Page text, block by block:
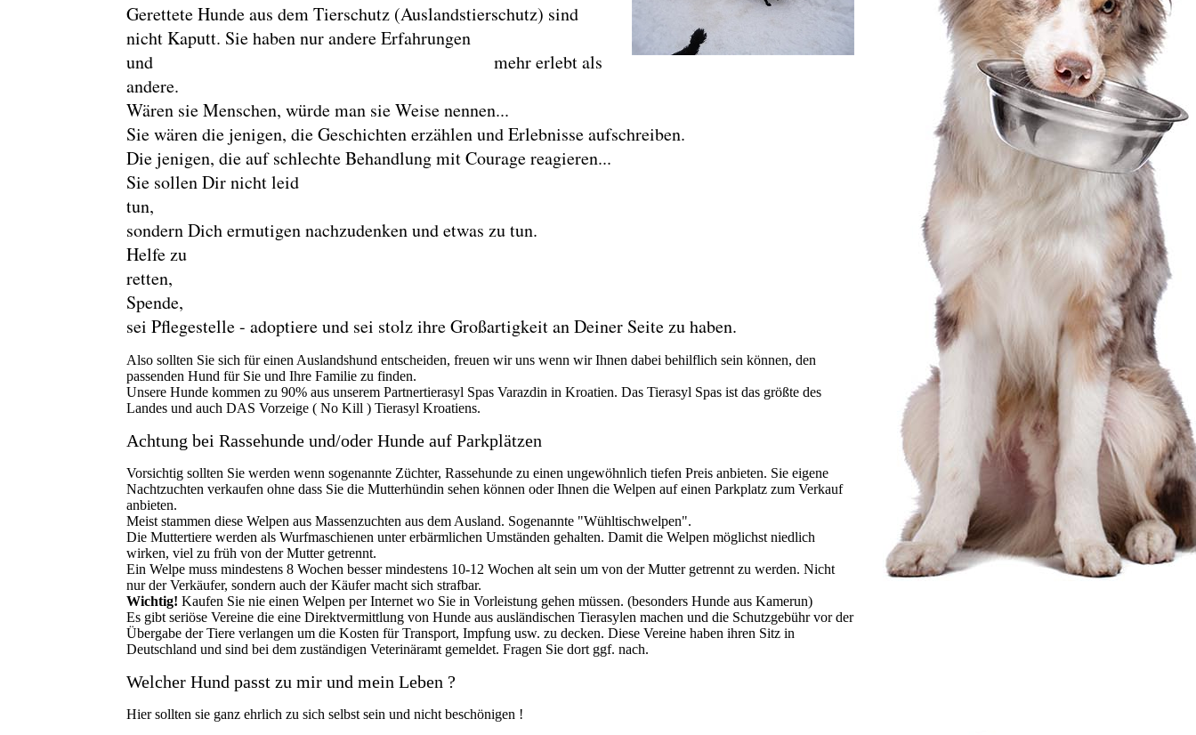
Gerettete Hunde aus dem Tierschutz (Auslandstierschutz) sind
nicht Kaputt. Sie haben nur andere Erfahrungen
und mehr erlebt als
andere.
Wären sie Menschen, würde man sie Weise nennen...
Sie wären die jenigen, die Geschichten erzählen und Erlebnisse aufschreiben.
Die jenigen, die auf schlechte Behandlung mit Courage reagieren...
Sie sollen Dir nicht leid
tun,
sondern Dich ermutigen nachzudenken und etwas zu tun.
Helfe zu
retten,
Spende,
sei Pflegestelle - adoptiere und sei stolz ihre Großartigkeit an Deiner Seite zu haben.
Also sollten Sie sich für einen Auslandshund entscheiden, freuen wir uns wenn wir Ihnen dabei behilflich sein können, den
passenden Hund für Sie und Ihre Familie zu finden.
Unsere Hunde kommen zu 90% aus unserem Partnertierasyl Spas Varazdin in Kroatien. Das Tierasyl Spas ist das größte des
Landes und auch DAS Vorzeige ( No Kill ) Tierasyl Kroatiens.
Achtung bei Rassehunde und/oder Hunde auf Parkplätzen
Vorsichtig sollten Sie werden wenn sogenannte Züchter, Rassehunde zu einen ungewöhnlich tiefen Preis anbieten. Sie eigene
Nachtzuchten verkaufen ohne dass Sie die Mutterhündin sehen können oder Ihnen die Welpen auf einen Parkplatz zum Verkauf
anbieten.
Meist stammen diese Welpen aus Massenzuchten aus dem Ausland. Sogenannte "Wühltischwelpen".
Die Muttertiere werden als Wurfmaschienen unter erbärmlichen Umständen gehalten. Damit die Welpen möglichst niedlich
wirken, viel zu früh von der Mutter getrennt.
Ein Welpe muss mindestens 8 Wochen besser mindestens 10-12 Wochen alt sein um von der Mutter getrennt zu werden. Nicht
nur der Verkäufer, sondern auch der Käufer macht sich strafbar.
Wichtig! Kaufen Sie nie einen Welpen per Internet wo Sie in Vorleistung gehen müssen. (besonders Hunde aus Kamerun)
Es gibt seriöse Vereine die eine Direktvermittlung von Hunde aus ausländischen Tierasylen machen und die Schutzgebühr vor der
Übergabe der Tiere verlangen um die Kosten für Transport, Impfung usw. zu decken. Diese Vereine haben ihren Sitz in
Deutschland und sind bei dem zuständigen Veterinäramt gemeldet. Fragen Sie dort ggf. nach.
Welcher Hund passt zu mir und mein Leben ?
Hier sollten sie ganz ehrlich zu sich selbst sein und nicht beschönigen !